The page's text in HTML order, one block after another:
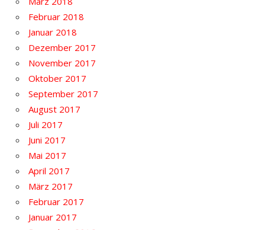
Februar 2018
Januar 2018
Dezember 2017
November 2017
Oktober 2017
September 2017
August 2017
Juli 2017
Juni 2017
Mai 2017
April 2017
März 2017
Februar 2017
Januar 2017